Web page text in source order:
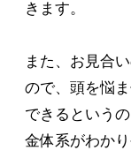
きます。
また、お見合
ので、頭を悩
できるという
金体系がわか